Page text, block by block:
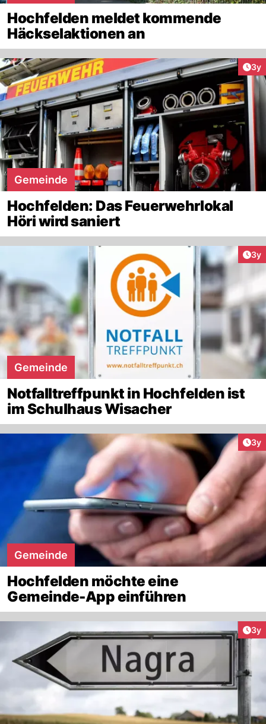
Hochfelden meldet kommende
Häckselaktionen an
3y
Gemeinde
Hochfelden: Das Feuerwehrlokal
Höri wird saniert
3y
Gemeinde
Notfalltreffpunkt in Hochfelden ist
im Schulhaus Wisacher
3y
Gemeinde
Hochfelden möchte eine
Gemeinde-App einführen
3y